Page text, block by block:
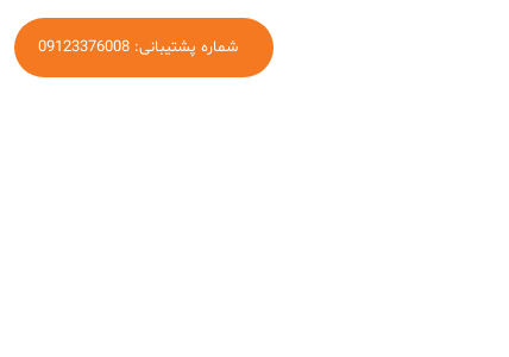
شماره پشتیبانی: 09123376008